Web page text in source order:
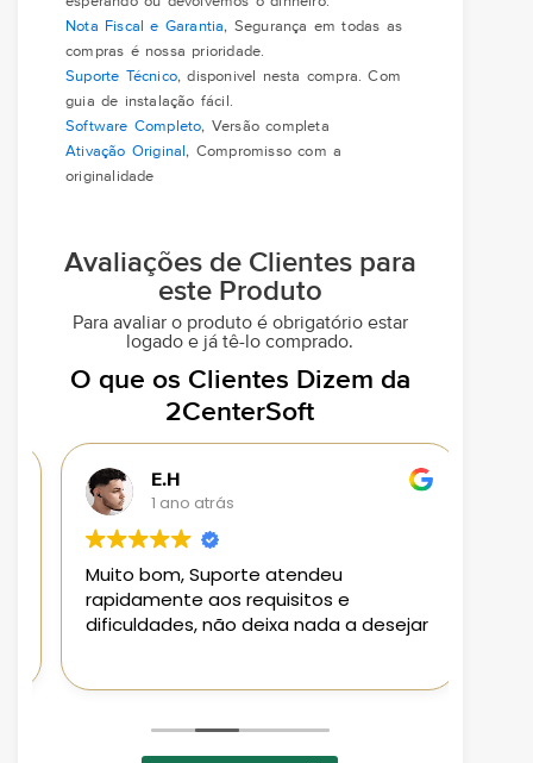
Nota Fiscal e Garantia, Segurança em todas as
compras é nossa prioridade.
Suporte Técnico, disponivel nesta compra. Com
guia de instalação fácil.
Software Completo, Versão completa
Ativação Original , Compromisso com a
originalidade
Avaliações de Clientes para
este Produto
Para avaliar o produto é obrigatório estar
logado e já tê-lo comprado.
O que os Clientes Dizem da
2CenterSoft
E.H
1 ano atrás
Muito bom, Suporte atendeu
rapidamente aos requisitos e
dificuldades, não deixa nada a desejar